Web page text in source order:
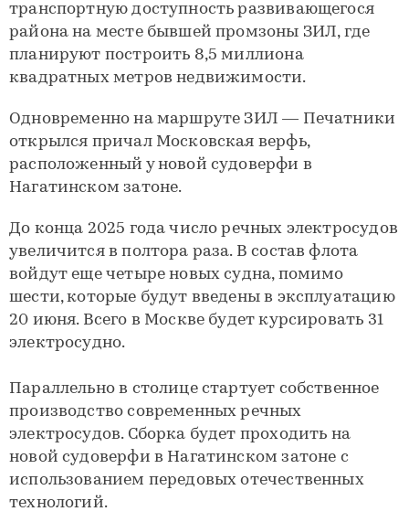
транспортную доступность развивающегося
района на месте бывшей промзоны ЗИЛ, где
планируют построить 8,5 миллиона
квадратных метров недвижимости.
Одновременно на маршруте ЗИЛ — Печатники
открылся причал Московская верфь,
расположенный у новой судоверфи в
Нагатинском затоне.
До конца 2025 года число речных электросудов
увеличится в полтора раза. В состав флота
войдут еще четыре новых судна, помимо
шести, которые будут введены в эксплуатацию
20 июня. Всего в Москве будет курсировать 31
электросудно.
Параллельно в столице стартует собственное
производство современных речных
электросудов. Сборка будет проходить на
новой судоверфи в Нагатинском затоне с
использованием передовых отечественных
технологий.